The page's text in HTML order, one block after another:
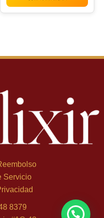
Servicio
8379- 100 ml, Eau de
×